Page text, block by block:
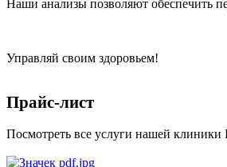
Наши анализы позволяют обеспечить
Управляй своим здоровьем!
Прайс-лист
Посмотреть все услуги нашей